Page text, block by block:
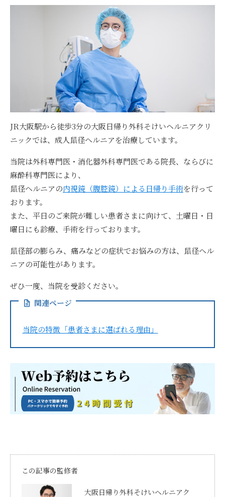
JR大阪駅から徒歩3分の大阪日帰り外科そけいヘルニアクリ
ニックでは、成人鼠径ヘルニアを治療しています。
当院は外科専門医・消化器外科専門医である院長、ならびに
麻酔科専門医により、
鼠径ヘルニアの内視鏡（腹腔鏡）による日帰り手術を行って
おります。
また、 平日のご来院が難しい患者さまに向けて、土曜日・日
曜日にも診療、手術を行っております。
鼠径部の膨らみ、痛みなどの症状でお悩みの方は、鼠径ヘル
ニアの可能性があります。
ぜひ一度、当院を受診ください。
関連ページ
当院の特徴「患者さまに選ばれる理由」
この記事の監修者
大阪日帰り外科そけいヘルニアク